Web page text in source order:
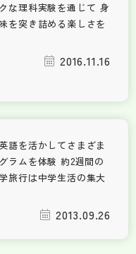
な理科実験を通じて 身
を突き詰める楽しさを
2016.11.16
語を活かしてさまざま
ラムを体験 約2週間の
旅行は中学生活の集大
2013.09.26